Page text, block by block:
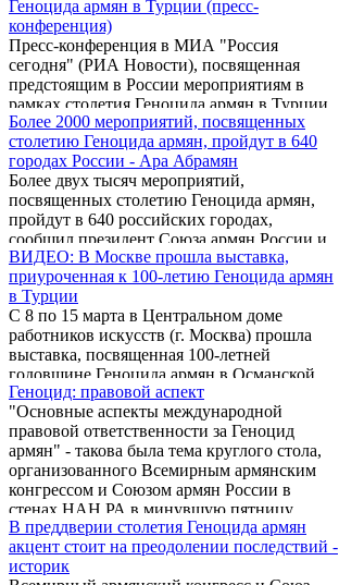
организован Фондом поддержки
армянского наследия «Hayordik» под эгидой
Союза Армян России.
Геноцида армян в Турции (пресс-
конференция)
Пресс-конференция в МИА "Россия
сегодня" (РИА Новости), посвященная
предстоящим в России мероприятиям в
рамках столетия Геноцида армян в Турции.
Участвуют президент Союза Армян России
Ара Абрамян, Герой СССР и Герой России,
легендарный полярник Артур Чилингаров,
директор Армянского института
политологии и права Александр Мкртчян.
Более 2000 мероприятий, посвященных
столетию Геноцида армян, пройдут в 640
городах России - Ара Абрамян
Более двух тысяч мероприятий,
посвященных столетию Геноцида армян,
пройдут в 640 российских городах,
сообщил президент Союза армян России и
Всемирного армянского конгресса, член
Совета при президенте России по
межнациональным отношениям, посол
доброй воли ЮНЕСКО Ара Абрамян.
ВИДЕО: В Москве прошла выставка,
приуроченная к 100-летию Геноцида армян
в Турции
С 8 по 15 марта в Центральном доме
работников искусств (г. Москва) прошла
выставка, посвященная 100-летней
годовщине Геноцида армян в Османской
Турции. Выставка под девизом «Мы
помним» была организована Союзом
Армян России при поддержке
Министерства культуры и Министерства
диаспоры Республики Армения, а также
Союзами художников России и Армении и
Национальной галерей Армении.
Геноцид: правовой аспект
"Основные аспекты международной
правовой ответственности за Геноцид
армян" - такова была тема круглого стола,
организованного Всемирным армянским
конгрессом и Союзом армян России в
стенах НАН РА в минувшую пятницу.
Актуальность темы, конечно, трудно
переоценить, хотя напрашивается вопрос…
Почему обсуждение столь исключительного
В преддверии столетия Геноцида армян
акцент стоит на преодолении последствий -
историк